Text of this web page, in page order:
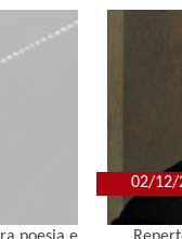
02/12/